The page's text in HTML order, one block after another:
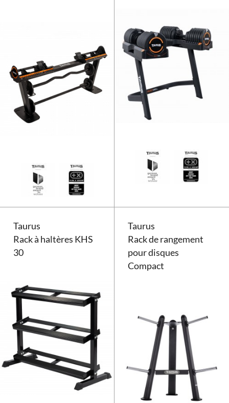
Rack Taurus Selectabell System
Taurus
Rack à haltères KHS
30
Taurus
Rack de rangement
pour disques
Compact